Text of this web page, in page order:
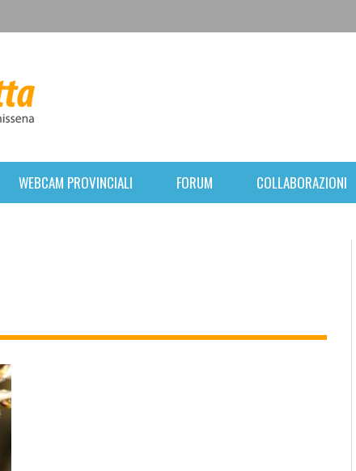
WEBCAM PROVINCIALI FORUM COLLABORAZIONI